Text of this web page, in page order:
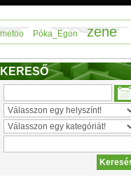
metoo Póka_Egon zene